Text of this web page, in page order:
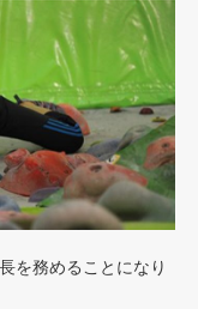
を務めることになり